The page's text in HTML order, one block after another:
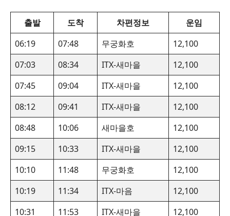
출발 도착 차편정보
운임
06:19
07:48 무궁화호
12,100
07:03
08:34 ITX-새마을
12,100
07:45
09:04 ITX-새마을
12,100
08:12
09:41 ITX-새마을
12,100
08:48
10:06 새마을호
12,100
09:15
10:33 ITX-새마을
12,100
10:10
11:48 무궁화호
12,100
10:19
11:34 ITX-마음
12,100
10:31
11:53 ITX-새마을
12,100